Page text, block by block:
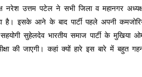
नरेश उत्तम पटेल ने सभी जिला व महानगर
इसके आने के बाद पार्टी पहले अपनी
सुहेलदेव भारतीय समाज पार्टी के मुखिया
की जाएगी। कहां क्यों हारे इस बारे में बहुत